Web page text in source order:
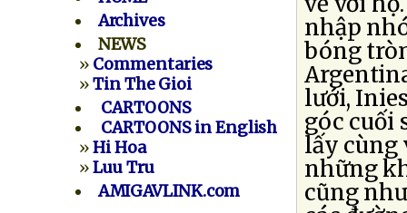
Archives
NEWS
» Commentaries
»Tin The Gioi
CARTOONS
CARTOONS in English
»Hi Hoa
»Luu Tru
AMIGAVLINK.com
nhập
bóng
lưới,
góc cuối
lấy cùng
những
cũng